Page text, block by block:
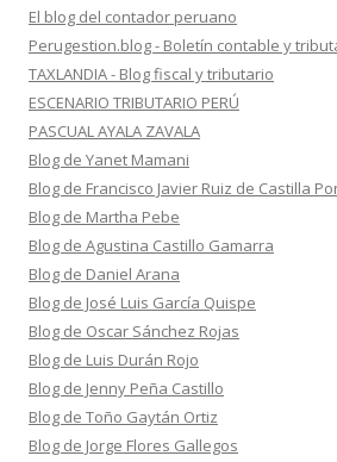
El blog del contador peruano
Perugestion.blog - Boletín contable y
TAXLANDIA - Blog fiscal y tributario
ESCENARIO TRIBUTARIO PERÚ
PASCUAL AYALA ZAVALA
Blog de Yanet Mamani
Blog de Francisco Javier Ruiz de Castilla
Blog de Martha Pebe
Blog de Agustina Castillo Gamarra
Blog de Daniel Arana
Blog de José Luis García Quispe
Blog de Oscar Sánchez Rojas
Blog de Luis Durán Rojo
Blog de Jenny Peña Castillo
Blog de Toño Gaytán Ortiz
Blog de Jorge Flores Gallegos